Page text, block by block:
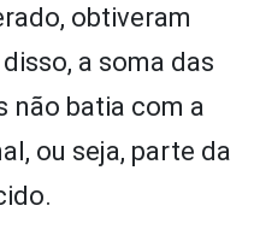
obtiveram
a soma das
não batia com a
ou seja, parte da